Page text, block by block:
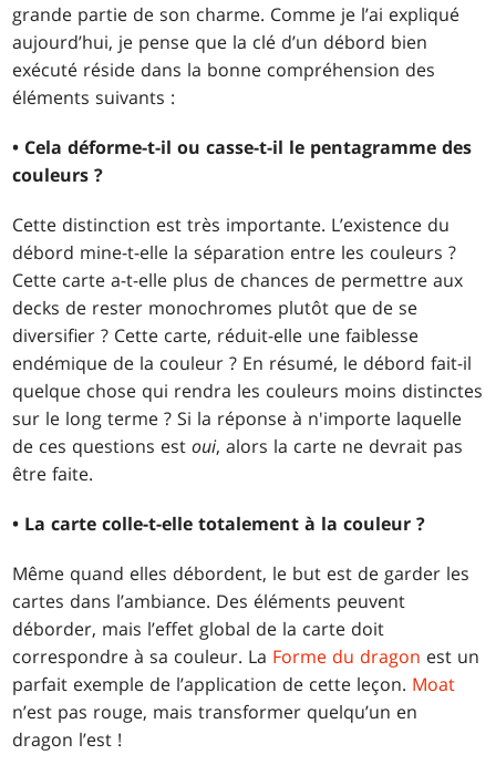
grande partie de son charme. Comme je l’ai expliqué
aujourd’hui, je pense que la clé d’un débord bien
exécuté réside dans la bonne compréhension des
éléments suivants :
• Cela déforme-t-il ou casse-t-il le pentagramme des
couleurs ?
Cette distinction est très importante. L’existence du
débord mine-t-elle la séparation entre les couleurs ?
Cette carte a-t-elle plus de chances de permettre aux
decks de rester monochromes plutôt que de se
diversifier ? Cette carte, réduit-elle une faiblesse
endémique de la couleur ? En résumé, le débord fait-il
quelque chose qui rendra les couleurs moins distinctes
sur le long terme ? Si la réponse à n'importe laquelle
de ces questions estoui, alors la carte ne devrait pas
être faite.
• La carte colle-t-elle totalement à la couleur ?
Même quand elles débordent, le but est de garder les
cartes dans l’ambiance. Des éléments peuvent
déborder, mais l’effet global de la carte doit
correspondre à sa couleur. La Forme du dragon est un
parfait exemple de l’application de cette leçon. Moat
n’est pas rouge, mais transformer quelqu’un en
dragon l’est !